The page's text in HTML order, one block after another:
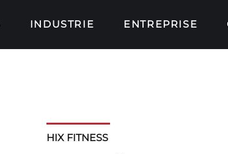
INDUSTRIE ENTREPRISE
HIX FITNESS